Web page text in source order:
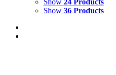
Show 24 Products
Show 36 Products